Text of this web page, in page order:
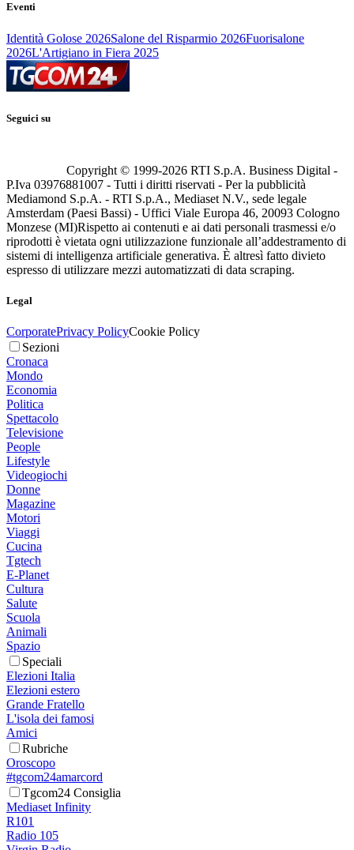
Eventi
Identità Golose 2026Salone del Risparmio 2026Fuorisalone
2026L'Artigiano in Fiera 2025
Seguici su
Copyright © 1999-2026 RTI S.p.A. Business Digital -
P.Iva 03976881007 - Tutti i diritti riservati - Per la pubblicità
Mediamond S.p.A. - RTI S.p.A., Mediaset N.V., sede legale
Amsterdam (Paesi Bassi) - Uffici Viale Europa 46, 20093 Cologno
Monzese (MI)Rispetto ai contenuti e ai dati personali trasmessi e/o
riprodotti è vietata ogni utilizzazione funzionale all’addestramento di
sistemi di intelligenza artificiale generativa. È altresì fatto divieto
espresso di utilizzare mezzi automatizzati di data scraping.
Legal
CorporatePrivacy PolicyCookie Policy
Sezioni
Cronaca
Mondo
Economia
Politica
Spettacolo
Televisione
People
Lifestyle
Videogiochi
Donne
Magazine
Motori
Viaggi
Cucina
Tgtech
E-Planet
Cultura
Salute
Scuola
Animali
Spazio
Speciali
Elezioni Italia
Elezioni estero
Grande Fratello
L'isola dei famosi
Amici
Rubriche
Oroscopo
#tgcom24amarcord
Tgcom24 Consiglia
Mediaset Infinity
R101
Radio 105